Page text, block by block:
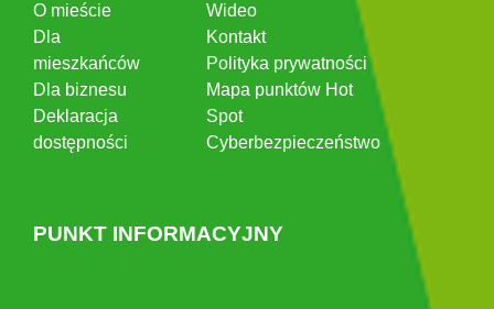
O mieście
Dla
mieszkańców
Dla biznesu
Deklaracja
dostępności
Wideo
Kontakt
Polityka prywatności
Mapa punktów Hot
Spot
Cyberbezpieczeństwo
PUNKT INFORMACYJNY